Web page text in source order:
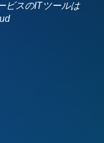
ビスのITツールは